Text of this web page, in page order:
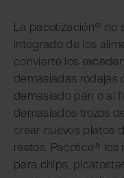
La pacotización® no
integrado de los
convierte los
demasiadas rodajas
demasiado pan o al
demasiados trozos
crear nuevos platos
restos. Pacotice®
para chips,